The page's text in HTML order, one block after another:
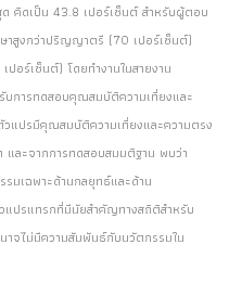
คิดเป็น 43.8 เปอร์เซ็นต์ สำหรับผู้ตอบ
าสูงกว่าปริญญาตรี (70 เปอร์เซ็นต์)
อร์เซ็นต์) โดยทำงานในสายงาน
การทดสอบคุณสมบัติความเที่ยงและ
แปรมีคุณสมบัติความเที่ยงและความตรง
และจากการทดสอบสมมติฐาน พบว่า
มเฉพาะด้านกลยุทธ์และด้าน
แปรแทรกที่มีนัยสำคัญทางสถิติสำหรับ
าจไม่มีความสัมพันธ์กับนวัตกรรมใน